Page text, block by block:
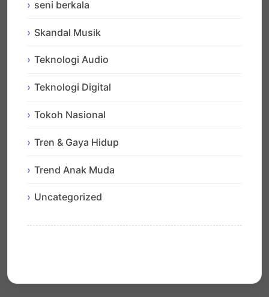
seni berkala
Skandal Musik
Teknologi Audio
Teknologi Digital
Tokoh Nasional
Tren & Gaya Hidup
Trend Anak Muda
Uncategorized